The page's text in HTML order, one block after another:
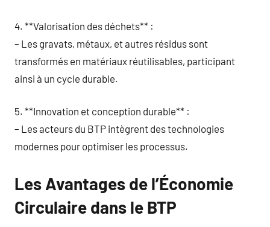
4. **Valorisation des déchets** :
– Les gravats, métaux, et autres résidus sont
transformés en matériaux réutilisables, participant
ainsi à un cycle durable.
5. **Innovation et conception durable** :
– Les acteurs du BTP intègrent des technologies
modernes pour optimiser les processus.
Les Avantages de l’Économie
Circulaire dans le BTP